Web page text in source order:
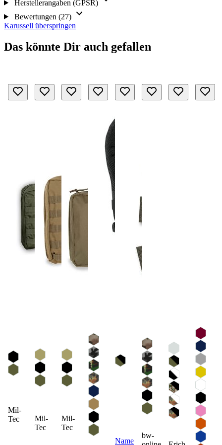
Herstellerangaben (GPSR)
Bewertungen (27)
Karussell überspringen
Das könnte Dir auch gefallen
Mil-
Tec
Mil-
Tec
Mil-
Tec
Namensstreifen
bw-